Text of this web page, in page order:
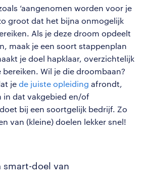
‘aangenomen worden voor je
groot dat het bijna onmogelijk
Als je deze droom opdeelt
maak je een soort stappenplan
je doel hapklaar, overzichtelijk
bereiken. Wil je die droombaan?
je de juiste opleiding afrondt,
in dat vakgebied en/of
bij een soortgelijk bedrijf. Zo
van (kleine) doelen lekker snel!
smart-doel van